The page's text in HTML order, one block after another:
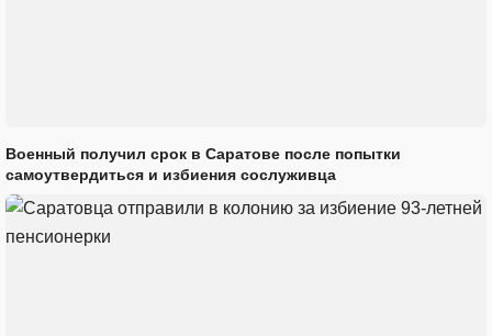
Военный получил срок в Саратове после попытки
самоутвердиться и избиения сослуживца